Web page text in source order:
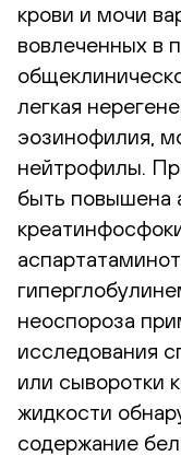
крови и мочи
вовлеченных в
легкая
эозинофилия,
нейтрофилы.
быть повышена
неоспороза
исследования
или сыворотки
жидкости
содержание